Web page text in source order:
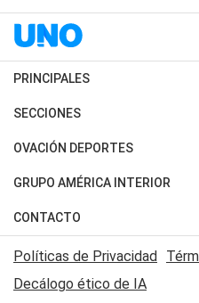
PRINCIPALES
Últimas Noticias
Política
Judiciales
Economia
SECCIONES
Horóscopo
Motores
Trucos caseros
Series y Películas
Edictos y Solicitadas
OVACIÓN DEPORTES
Fútbol
Mundial
Automovilismo
Rugby
Tenis
GRUPO AMÉRICA INTERIOR
Canal 7 en Vivo
CONTACTO
Acerca de Nosotros
Contactanos
Políticas de Privacidad
Decálogo ético de IA